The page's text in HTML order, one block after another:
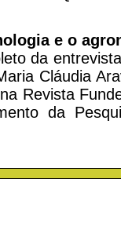
e o
da
Cláudia
Revista
da